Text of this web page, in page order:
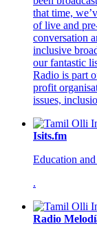
that time,
of live and
conversation
inclusive
our fantastic
Radio is part
profit
issues,
Isits.fm
Education
.
Radio